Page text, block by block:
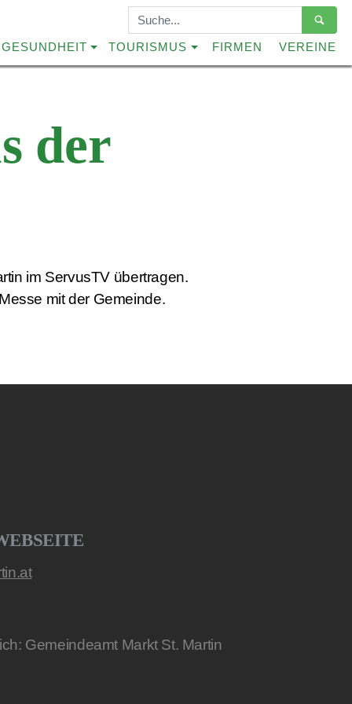
Suchbegriffe
GESUNDHEIT TOURISMUS FIRMEN VEREINE
der
im ServusTV übertragen.
mit der Gemeinde.
Gemeindeamt Markt St. Martin